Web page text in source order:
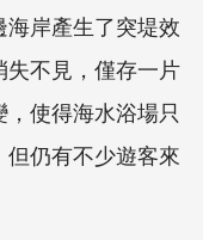
岸產生了突堤效
不見，僅存一片
使得海水浴場只
仍有不少遊客來